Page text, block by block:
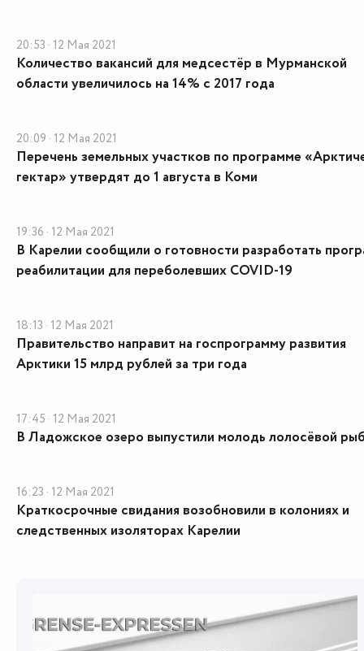
20:53 · 12 Мая 2021
Количество вакансий для медсестёр в Мурманской
области увеличилось на 14% с 2017 года
20:09 · 12 Мая 2021
Перечень земельных участков по программе
гектар» утвердят до 1 августа в Коми
19:36 · 12 Мая 2021
В Карелии сообщили о готовности разработать
реабилитации для переболевших COVID-19
18:13 · 12 Мая 2021
Правительство направит на госпрограмму развития
Арктики 15 млрд рублей за три года
17:45 · 12 Мая 2021
В Ладожское озеро выпустили молодь лолосёвой
16:23 · 12 Мая 2021
Краткосрочные свидания возобновили в колониях и
следственных изоляторах Карелии